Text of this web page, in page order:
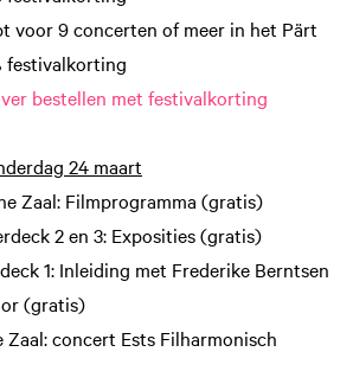
voor 9 concerten of meer in het Pärt
festivalkorting
bestellen met festivalkorting
24 maart
Zaal: Filmprogramma (gratis)
2 en 3: Exposities (gratis)
1: Inleiding met Frederike Berntsen
(gratis)
Zaal: concert Ests Filharmonisch